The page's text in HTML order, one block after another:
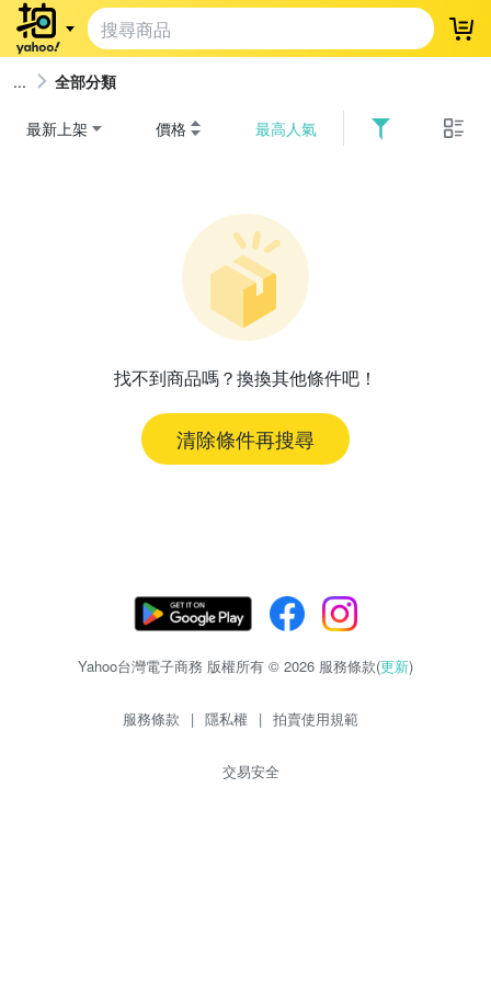
登
全部分類
最新上架 價格 最高人氣
找不到商品嗎？換換其他條件吧！
清除條件再搜尋
Yahoo台灣電子商務 版權所有 © 2026 服務條款(更新)
服務條款 | 隱私權 | 拍賣使用規範
交易安全